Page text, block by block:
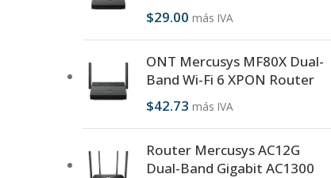
$29.00 más IVA
ONT Mercusys MF80X Dual-
Band Wi-Fi 6 XPON Router
$42.73 más IVA
Router Mercusys AC12G
Dual-Band Gigabit AC1300